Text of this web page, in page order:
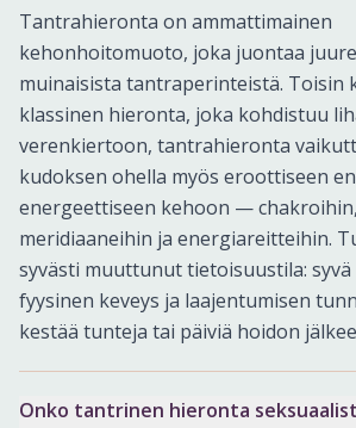
Tantrahieronta on ammattimainen
kehonhoitomuoto, joka juontaa
muinaisista tantraperinteistä. Toisin
klassinen hieronta, joka kohdistuu
verenkiertoon, tantrahieronta
kudoksen ohella myös eroottiseen
energeettiseen kehoon — chakroihin,
meridiaaneihin ja energiareitteihin.
syvästi muuttunut tietoisuustila: syvä
fyysinen keveys ja laajentumisen
kestää tunteja tai päiviä hoidon
Onko tantrinen hieronta